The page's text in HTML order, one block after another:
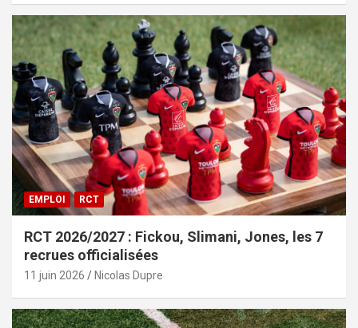
EMPLOI RCT
RCT 2026/2027 : Fickou, Slimani, Jones, les 7
recrues officialisées
11 juin 2026 Nicolas Dupre